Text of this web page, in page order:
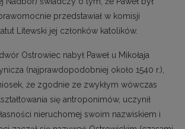
przedstawiał w komisji
Litewski jej członków katolików.
Ostrowiec nabył Paweł u Mikołaja
(najprawdopodobniej około 1540 r.),
że zgodnie ze zwykłym wówczas
się antroponimów, uczynił
nieruchomej swoim nazwiskiem i